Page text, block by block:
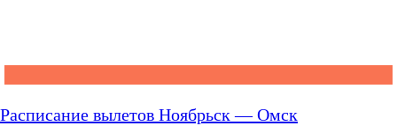
Расписание вылетов Ноябрьск — Омск